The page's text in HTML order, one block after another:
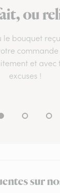
ou
le bouquet reçu
commande
et avec
excuses !
sur